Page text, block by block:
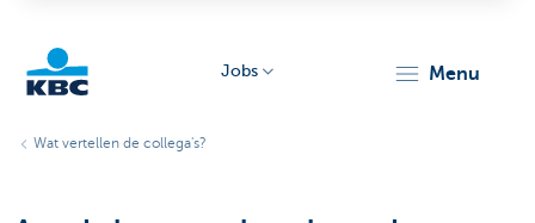
Jobs menu
Wat vertellen de collega's?